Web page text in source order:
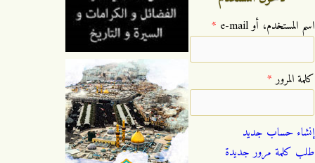
‏اسم المستخدم، أو e-mail ‏ *
‏كلمة المرور ‏*
إنشاء حساب جديد
طلب كلمة مرور جديدة